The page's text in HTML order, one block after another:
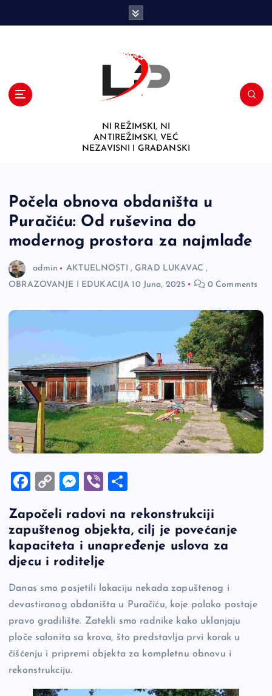
NI REŽIMSKI, NI
ANTIREŽIMSKI, VEĆ
NEZAVISNI I GRAĐANSKI
Počela obnova obdaništa u
Puračiću: Od ruševina do
modernog prostora za najmlađe
admin AKTUELNOSTI , GRAD LUKAVAC ,
OBRAZOVANJE I EDUKACIJA 10 Juna, 2025 0 Comments
F
c
e
b
o
k
C
p
y
Li
k
M
se
n
g
er
Vi
er ar
e
Započeli radovi na rekonstrukciji
zapuštenog objekta, cilj je povećanje
kapaciteta i unapređenje uslova za
djecu i roditelje
Danas smo posjetili lokaciju nekada zapuštenog i
devastiranog obdaništa u Puračiću, koje polako postaje
pravo gradilište. Zatekli smo radnike kako uklanjaju
ploče salonita sa krova, što predstavlja prvi korak u
čišćenju i pripremi objekta za kompletnu obnovu i
rekonstrukciju.